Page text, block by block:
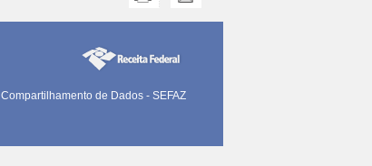
Compartilhamento de Dados - SEFAZ